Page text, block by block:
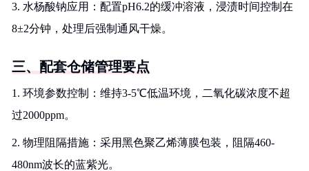
3. 水杨酸钠应用：配置pH6.2的缓冲溶液，浸渍时间控制在
8±2分钟，处理后强制通风干燥。
三、配套仓储管理要点
1. 环境参数控制：维持3-5℃低温环境，二氧化碳浓度不超
过2000ppm。
2. 物理阻隔措施：采用黑色聚乙烯薄膜包装，阻隔460-
480nm波长的蓝紫光。